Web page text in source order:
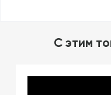
C этим